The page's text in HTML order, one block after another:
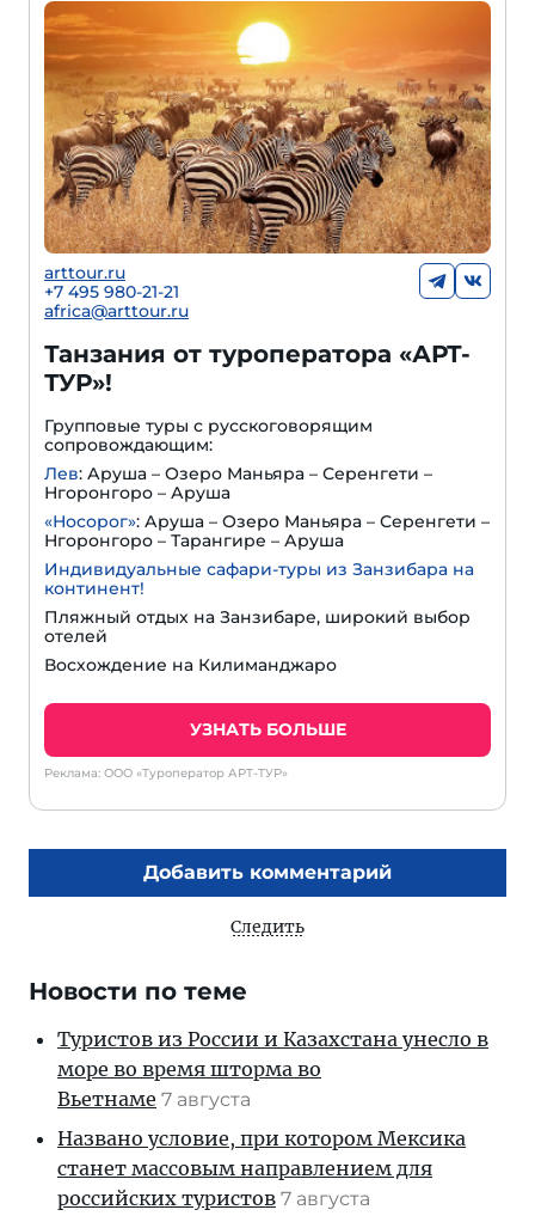
arttour.ru
+7 495 980-21-21
africa@arttour.ru
Танзания от туроператора «АРТ-
ТУР»!
Групповые туры с русскоговорящим
сопровождающим:
Лев: Аруша – Озеро Маньяра – Серенгети –
Нгоронгоро – Аруша
«Носорог»: Аруша – Озеро Маньяра – Серенгети –
Нгоронгоро – Тарангире – Аруша
Индивидуальные сафари-туры из Занзибара на
континент!
Пляжный отдых на Занзибаре, широкий выбор
отелей
Восхождение на Килиманджаро
УЗНАТЬ БОЛЬШЕ
Реклама: ООО «Туроператор АРТ-ТУР»
Добавить комментарий
Следить
Новости по теме
Туристов из России и Казахстана унесло в
море во время шторма во
Вьетнаме 7 августа
Названо условие, при котором Мексика
станет массовым направлением для
российских туристов 7 августа